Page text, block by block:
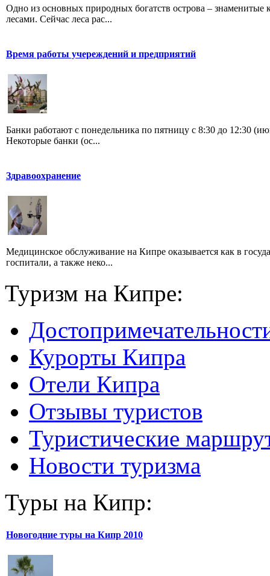
Одно из основных природных богатств острова –
лесами. Сейчас леса рас...
Время работы учереждений и предприятий
Банки работают с понедельника по пятницу с 8:30 до 12:30
Некоторые банки (ос...
Здравоохранение
Медицинское обслуживание на Кипре оказывается как в
госпитали, а также неко...
Туризм на Кипре:
Курорты Кипра
Отели Кипра
Отзывы туристов
Туристические
Новости туризма
Туры на Кипр:
Новогодние туры на Кипр 2010